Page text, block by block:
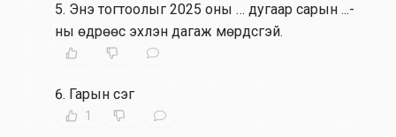
5. Энэ тогтоолыг 2025 оны … дугаар сарын ...-
ны өдрөөс эхлэн дагаж мөрдсүгэй.
6. Гарын үсэг
1